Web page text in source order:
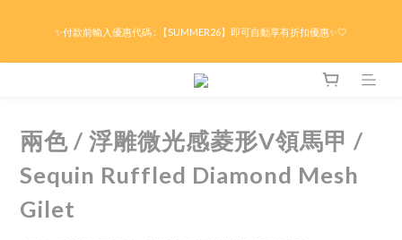
✨付款前輸入優惠代碼 : 【SUMMER26】即可自動享有折扣優惠✨🤍
限時折後滿HK$299京東免運 / 折後滿HK$599港澳順豐免運🚚每天3pm前下單現貨最
兩色 / 浮雕微光感菱形V領馬甲 /
Sequin Ruffled Diamond Mesh
Gilet